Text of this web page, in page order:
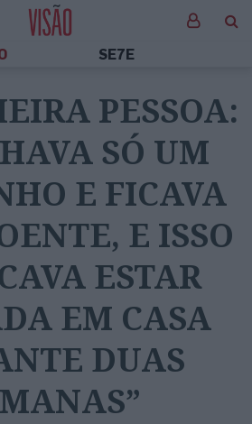
SE7E
PESSOA:
SÓ UM
E FICAVA
E ISSO
ESTAR
EM CASA
DUAS